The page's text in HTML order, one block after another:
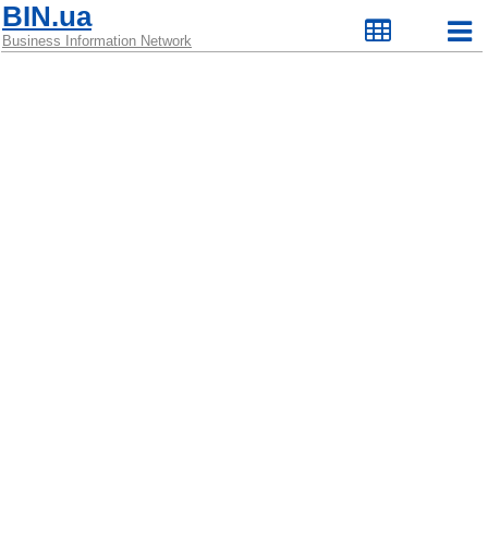
BIN.ua
Business Information Network